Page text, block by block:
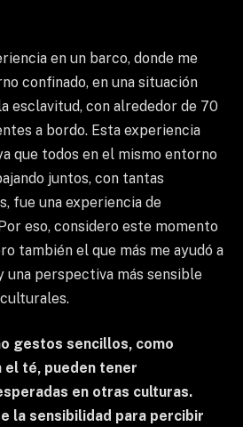
en un barco, donde me
confinado, en una situación
esclavitud, con alrededor de 70
a bordo. Esta experiencia
que todos en el mismo entorno
juntos, con tantas
fue una experiencia de
eso, considero este momento
también el que más me ayudó a
una perspectiva más sensible
gestos sencillos, como
té, pueden tener
en otras culturas.
la sensibilidad para percibir